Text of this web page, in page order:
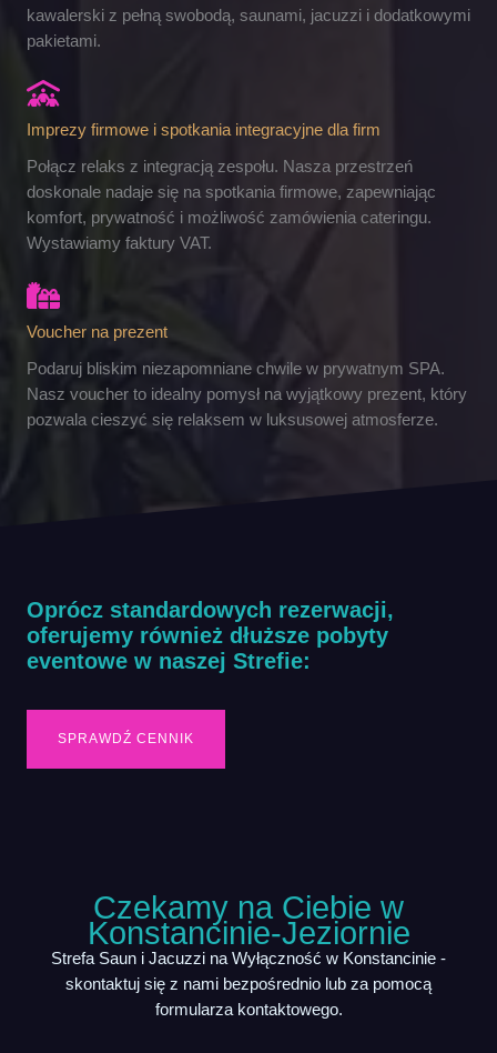
kawalerski z pełną swobodą, saunami, jacuzzi i dodatkowymi
pakietami.
Imprezy firmowe i spotkania integracyjne dla firm
Połącz relaks z integracją zespołu. Nasza przestrzeń
doskonale nadaje się na spotkania firmowe, zapewniając
komfort, prywatność i możliwość zamówienia cateringu.
Wystawiamy faktury VAT.
Voucher na prezent
Podaruj bliskim niezapomniane chwile w prywatnym SPA.
Nasz voucher to idealny pomysł na wyjątkowy prezent, który
pozwala cieszyć się relaksem w luksusowej atmosferze.
Oprócz standardowych rezerwacji,
oferujemy również dłuższe pobyty
eventowe w naszej Strefie:
SPRAWDŹ CENNIK
Czekamy na Ciebie w
Konstancinie-Jeziornie
Strefa Saun i Jacuzzi na Wyłączność w Konstancinie -
skontaktuj się z nami bezpośrednio lub za pomocą
formularza kontaktowego.